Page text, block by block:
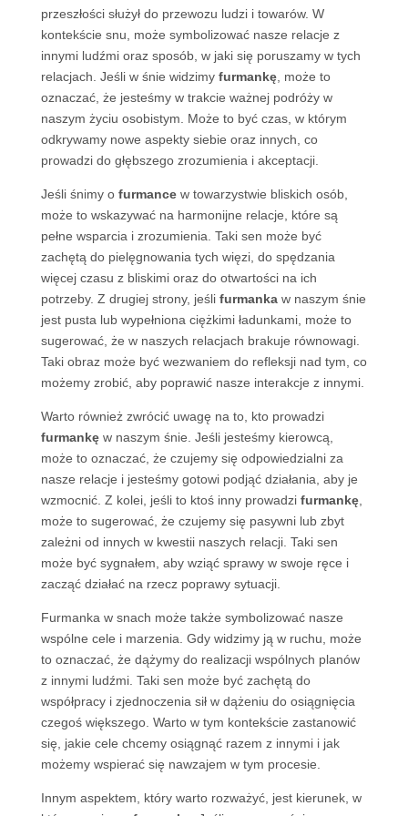
przeszłości służył do przewozu ludzi i towarów. W
kontekście snu, może symbolizować nasze relacje z
innymi ludźmi oraz sposób, w jaki się poruszamy w tych
relacjach. Jeśli w śnie widzimy furmankę, może to
oznaczać, że jesteśmy w trakcie ważnej podróży w
naszym życiu osobistym. Może to być czas, w którym
odkrywamy nowe aspekty siebie oraz innych, co
prowadzi do głębszego zrozumienia i akceptacji.
Jeśli śnimy o furmancew towarzystwie bliskich osób,
może to wskazywać na harmonijne relacje, które są
pełne wsparcia i zrozumienia. Taki sen może być
zachętą do pielęgnowania tych więzi, do spędzania
więcej czasu z bliskimi oraz do otwartości na ich
potrzeby. Z drugiej strony, jeśli furmankaw naszym śnie
jest pusta lub wypełniona ciężkimi ładunkami, może to
sugerować, że w naszych relacjach brakuje równowagi.
Taki obraz może być wezwaniem do refleksji nad tym, co
możemy zrobić, aby poprawić nasze interakcje z innymi.
Warto również zwrócić uwagę na to, kto prowadzi
furmankęw naszym śnie. Jeśli jesteśmy kierowcą,
może to oznaczać, że czujemy się odpowiedzialni za
nasze relacje i jesteśmy gotowi podjąć działania, aby je
wzmocnić. Z kolei, jeśli to ktoś inny prowadzi furmankę,
może to sugerować, że czujemy się pasywni lub zbyt
zależni od innych w kwestii naszych relacji. Taki sen
może być sygnałem, aby wziąć sprawy w swoje ręce i
zacząć działać na rzecz poprawy sytuacji.
Furmanka w snach może także symbolizować nasze
wspólne cele i marzenia. Gdy widzimy ją w ruchu, może
to oznaczać, że dążymy do realizacji wspólnych planów
z innymi ludźmi. Taki sen może być zachętą do
współpracy i zjednoczenia sił w dążeniu do osiągnięcia
czegoś większego. Warto w tym kontekście zastanowić
się, jakie cele chcemy osiągnąć razem z innymi i jak
możemy wspierać się nawzajem w tym procesie.
Innym aspektem, który warto rozważyć, jest kierunek, w